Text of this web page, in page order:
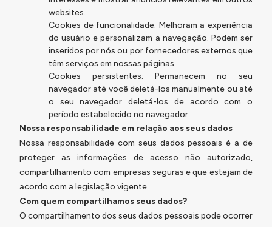
websites.
Cookies de funcionalidade: Melhoram a experiência
do usuário e personalizam a navegação. Podem ser
inseridos por nós ou por fornecedores externos que
têm serviços em nossas páginas.
Cookies persistentes: Permanecem no seu
navegador até você deletá-los manualmente ou até
o seu navegador deletá-los de acordo com o
período estabelecido no navegador.
Nossa responsabilidade em relação aos seus dados
Nossa responsabilidade com seus dados pessoais é a de
proteger as informações de acesso não autorizado,
compartilhamento com empresas seguras e que estejam de
acordo com a legislação vigente.
Com quem compartilhamos seus dados?
O compartilhamento dos seus dados pessoais pode ocorrer